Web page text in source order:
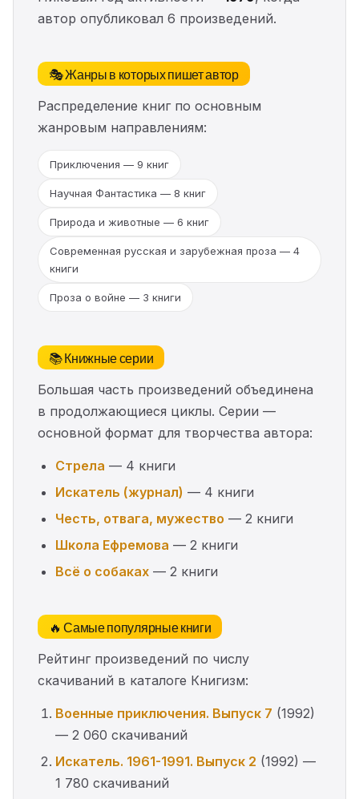
автор опубликовал 6 произведений.
🎭 Жанры в которых пишет автор
Распределение книг по основным
жанровым направлениям:
Приключения — 9 книг
Научная Фантастика — 8 книг
Природа и животные — 6 книг
Современная русская и зарубежная проза — 4
книги
Проза о войне — 3 книги
📚 Книжные серии
Большая часть произведений объединена
в продолжающиеся циклы. Серии —
основной формат для творчества автора:
Стрела — 4 книги
Искатель (журнал) — 4 книги
Честь, отвага, мужество — 2 книги
Школа Ефремова — 2 книги
Всё о собаках — 2 книги
🔥 Самые популярные книги
Рейтинг произведений по числу
скачиваний в каталоге Книгизм:
Военные приключения. Выпуск 7 (1992)
— 2 060 скачиваний
Искатель. 1961-1991. Выпуск 2 (1992) —
1 780 скачиваний